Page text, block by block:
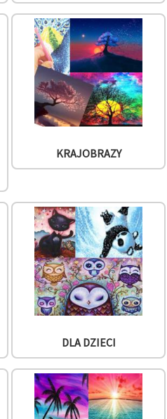
KRAJOBRAZY
DLA DZIECI